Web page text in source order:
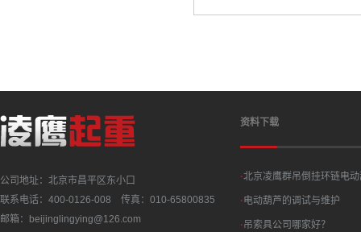
公司地址：北京市昌平区东小口
联系电话：400-0126-008 传真：010-65800835
邮箱：beijinglingying@126.com
资料下载
·北京凌鹰群吊倒挂环链电
·电动葫芦的调试与维护
·吊索具公司哪家好？